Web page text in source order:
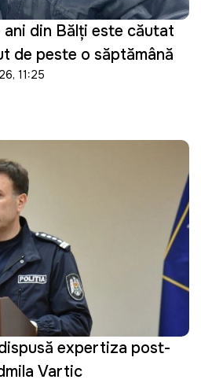
din Bălți este căutat
de peste o săptămână
11:25
expertiza post-
Vartic